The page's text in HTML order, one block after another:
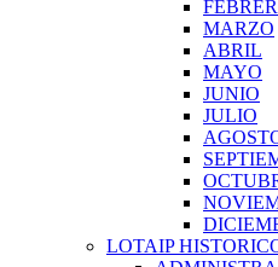
MARZO
ABRIL
MAYO
JUNIO
JULIO
LOTAIP